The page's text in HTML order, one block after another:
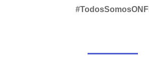
#TodosSomosONFI